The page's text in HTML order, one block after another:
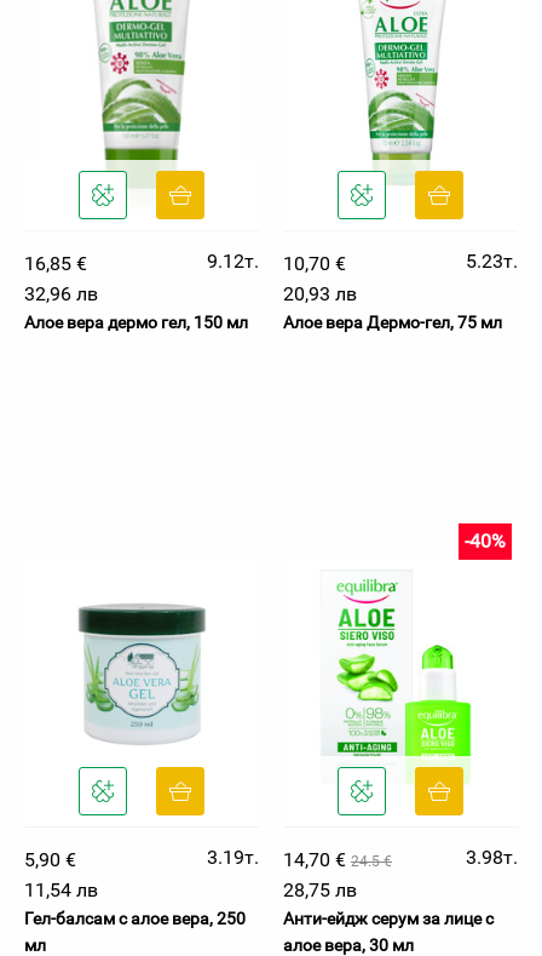
16,85 €
9.12т.
32,96 лв
Алое вера дермо гел, 150 мл
10,70 €
5.23т.
20,93 лв
Алое вера Дермо-гел, 75 мл
5,90 €
3.19т.
11,54 лв
Гел-балсам с алое вера, 250
мл
14,70 € 24.5 €
-40%
3.98т.
28,75 лв
Анти-ейдж серум за лице с
алое вера, 30 мл